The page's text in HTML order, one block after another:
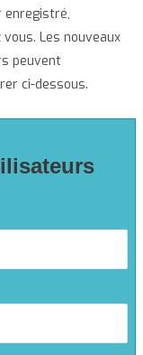
enregistré,
vous. Les nouveaux
peuvent
ci-dessous.